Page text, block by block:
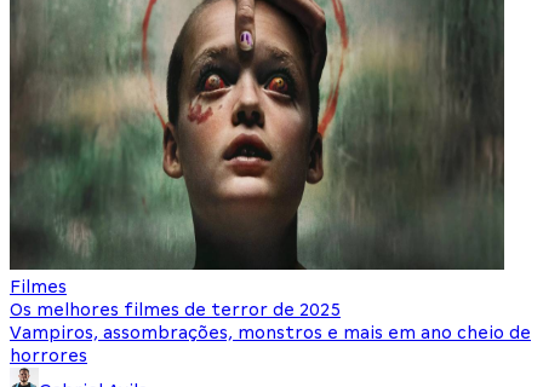
Filmes
Os melhores filmes de terror de 2025
Vampiros, assombrações, monstros e mais em ano cheio de
horrores